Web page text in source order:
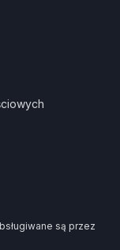
są przez